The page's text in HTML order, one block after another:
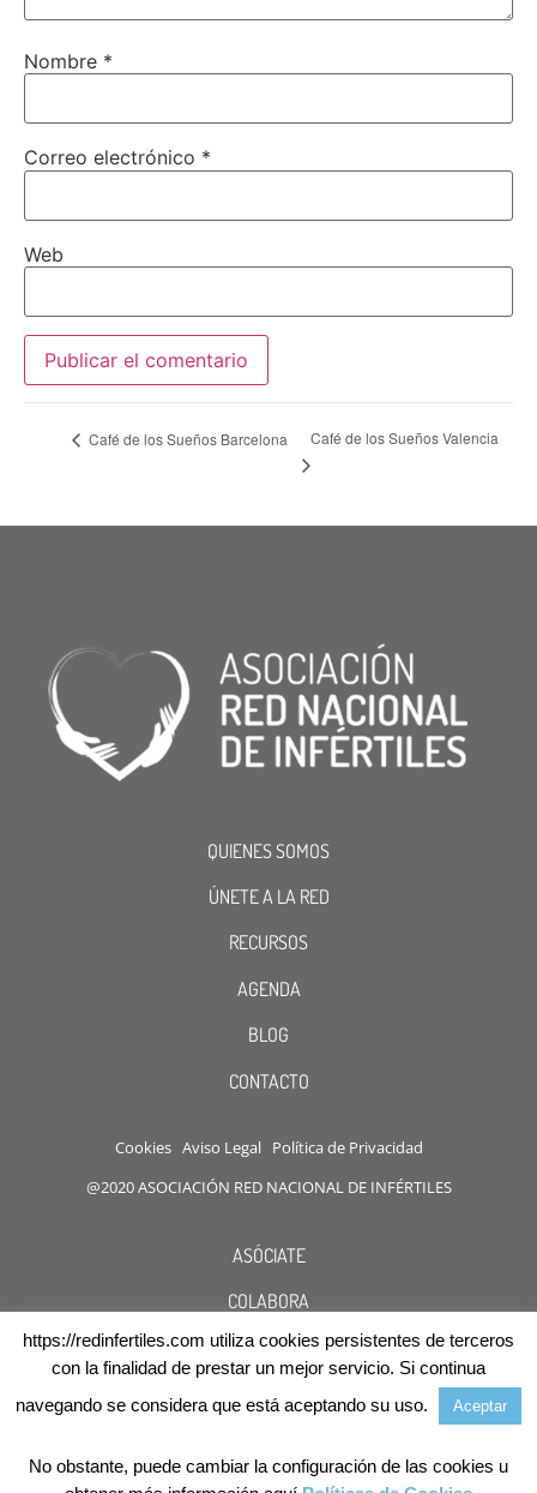
Nombre *
Correo electrónico *
Web
Café de los Sueños Barcelona Café de los Sueños Valencia
QUIENES SOMOS
ÚNETE A LA RED
RECURSOS
AGENDA
BLOG
CONTACTO
Cookies Aviso Legal Política de Privacidad
@2020 ASOCIACIÓN RED NACIONAL DE INFÉRTILES
ASÓCIATE
COLABORA
DESCUENTOS
https://redinfertiles.com utiliza cookies persistentes de terceros
con la finalidad de prestar un mejor servicio. Si continua
navegando se considera que está aceptando su uso.
Aceptar
No obstante, puede cambiar la configuración de las cookies u